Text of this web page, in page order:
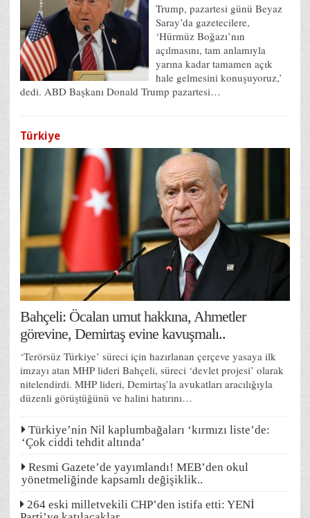
Trump, pazartesi günü Beyaz
Saray’da gazetecilere,
‘Hürmüz Boğazı’nın
açılmasını, tam anlamıyla
yarına kadar tamamen açık
hale gelmesini konuşuyoruz,’
dedi. ABD Başkanı Donald Trump pazartesi…
Türkiye
Bahçeli: Öcalan umut hakkına, Ahmetler
görevine, Demirtaş evine kavuşmalı..
‘Terörsüz Türkiye’ süreci için hazırlanan çerçeve yasaya ilk
imzayı atan MHP lideri Bahçeli, süreci ‘devlet projesi’ olarak
nitelendirdi. MHP lideri, Demirtaş’la avukatları aracılığıyla
düzenli görüştüğünü ve halini hatırını…
Türkiye’nin Nil kaplumbağaları ‘kırmızı liste’de:
‘Çok ciddi tehdit altında’
Resmi Gazete’de yayımlandı! MEB’den okul
yönetmeliğinde kapsamlı değişiklik..
264 eski milletvekili CHP’den istifa etti: YENİ